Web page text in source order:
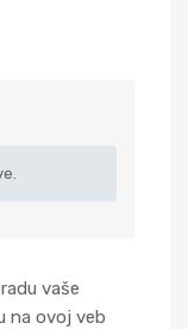
vaše
na ovoj veb